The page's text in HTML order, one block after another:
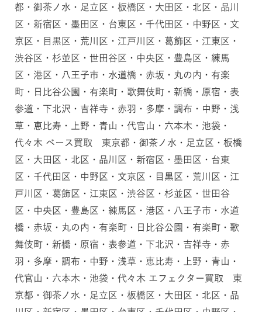
都・御茶ノ水・足立区・板橋区・大田区・北区・品川
区・新宿区・墨田区・台東区・千代田区・中野区・文
京区・目黒区・荒川区・江戸川区・葛飾区・江東区・
渋谷区・杉並区・世田谷区・中央区・豊島区・練馬
区・港区・八王子市・水道橋・赤坂・丸の内・有楽
町・日比谷公園・有楽町・歌舞伎町・新橋・原宿・表
参道・下北沢・吉祥寺・赤羽・多摩・調布・中野・浅
草・恵比寿・上野・青山・代官山・六本木・池袋・
代々木 ベース買取 東京都・御茶ノ水・足立区・板橋
区・大田区・北区・品川区・新宿区・墨田区・台東
区・千代田区・中野区・文京区・目黒区・荒川区・江
戸川区・葛飾区・江東区・渋谷区・杉並区・世田谷
区・中央区・豊島区・練馬区・港区・八王子市・水道
橋・赤坂・丸の内・有楽町・日比谷公園・有楽町・歌
舞伎町・新橋・原宿・表参道・下北沢・吉祥寺・赤
羽・多摩・調布・中野・浅草・恵比寿・上野・青山・
代官山・六本木・池袋・代々木 エフェクター買取 東
京都・御茶ノ水・足立区・板橋区・大田区・北区・品